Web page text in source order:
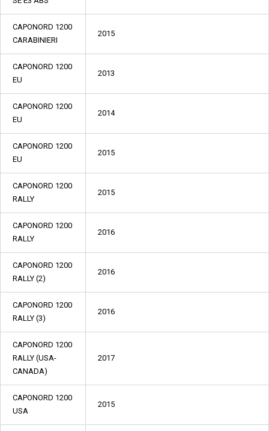
CAPONORD 1200
CARABINIERI
2015
CAPONORD 1200
EU
2013
CAPONORD 1200
EU
2014
CAPONORD 1200
EU
2015
CAPONORD 1200
RALLY
2015
CAPONORD 1200
RALLY
2016
CAPONORD 1200
RALLY (2)
2016
CAPONORD 1200
RALLY (3)
2016
CAPONORD 1200
RALLY (USA-
CANADA)
2017
CAPONORD 1200
USA
2015